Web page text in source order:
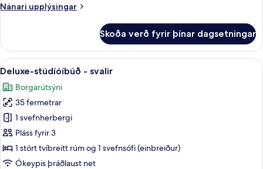
Nánari upplýsingar
Nánari
stúdíóíbúð
Skoða verð fyrir þínar dagsetningar
Skoða
allar
myndir
fyrir
Deluxe-
stúdíóíbúð
-
svalir
Deluxe-stúdíóíbúð - svalir |
9
Deluxe-stúdíóíbúð - svalir
Borgarútsýni
35 fermetrar
1 svefnherbergi
Pláss fyrir 3
1 stórt tvíbreitt rúm og 1 svefnsófi (einbreiður)
Ókeypis þráðlaust net